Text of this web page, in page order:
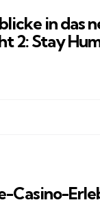
in das
2: Stay
Casino-